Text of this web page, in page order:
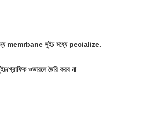
জন্য memrbane সুইচ মধ্যে pecialize.
গ্রাফিক ওভারলে তৈরি করব না